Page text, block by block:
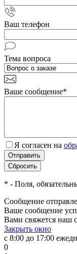
Ваш телефон
Тема вопроса
Ваше сообщение*
Я согласен на
* - Поля,
Сообщение
Ваше сообщение
Вами свяжется наш
Закрыть окно
с 8:00 до 17:00
0